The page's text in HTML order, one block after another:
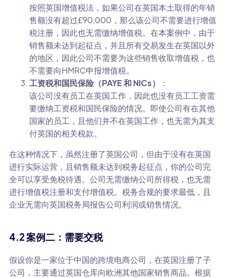
按照英国增值税法，如果公司在英国本土取得的年销
售额没有超过£90,000，那么该公司不需要进行增值
税注册，因此也无需缴纳增值税。在本案例中，由于
销售额未达到起征点，并且所有交易发生在英国以外
的地区，因此公司不需要为这些销售收取增值税，也
不需要向HMRC申报增值税。
工资税和国民保险（PAYE 和 NICs）
：
该公司没有员工在英国工作，因此也没有员工工资需
要缴纳工资税和国民保险的情况。即使公司有在其他
国家的员工，且他们并不在英国工作，也无需为其支
付英国的相关税款。
在这种情况下，虽然注册了英国公司，但由于没有在英国
进行实际运营，且销售额未达到税务起征点，你的公司完
全可以享受免税待遇。公司无需缴纳公司所得税，也无需
进行增值税注册和支付增值税。税务合规的要求最低，且
企业无需向英国税务局报告公司利润或销售情况。
4.2 案例二：需要交税
假设你是一家位于中国的跨境电商公司，在英国注册了子
公司，主要通过英国仓库向欧洲其他国家销售商品。根据